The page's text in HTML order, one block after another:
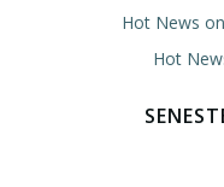
Hot News
Hot